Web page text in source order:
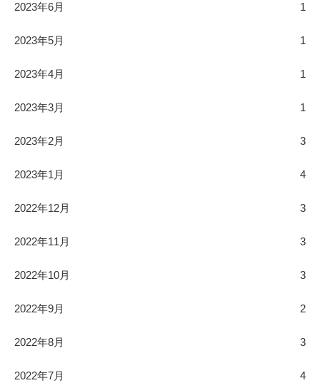
2023年6月 1
2023年5月 1
2023年4月 1
2023年3月 1
2023年2月 3
2023年1月 4
2022年12月 3
2022年11月 3
2022年10月 3
2022年9月 2
2022年8月 3
2022年7月 4